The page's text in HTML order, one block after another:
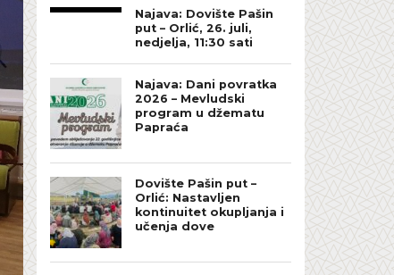
Najava: Dovište Pašin
put – Orlić, 26. juli,
nedjelja, 11:30 sati
Najava: Dani povratka
2026 – Mevludski
program u džematu
Papraća
Dovište Pašin put –
Orlić: Nastavljen
kontinuitet okupljanja i
učenja dove